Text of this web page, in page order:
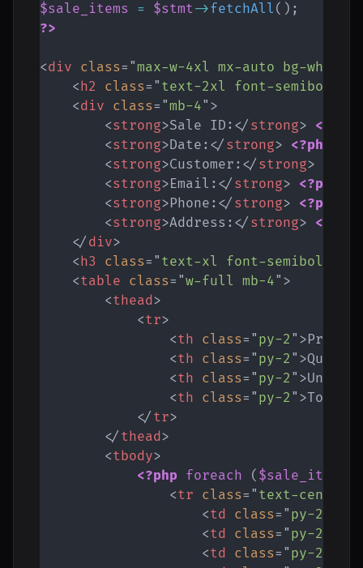
$sale_items = $stmt->fetchAll ( ) ;
?>
<div class= "max-w-4xl mx-auto bg-white
<h2 class= " text-2xl font-semibold
<div class= "mb-4" >
<strong>Sale ID: </ strong> <?php
<strong>Date: </ strong> <?php
<strong>Customer: </ strong>
<strong>Email: </ strong> <?php
<strong>Phone: </ strong> <?php
<strong>Address: </ strong> <?php
</ div>
<h3 class= " text-xl font-semibold
<table class= "w-full mb-4" >
<thead>
<tr>
<th class= " py-2 " >Product
<th class= " py-2 " >
<th class= " py-2 " >Unit
<th class= " py-2 " >Total
</ tr>
</ thead>
<tbody>
<?php foreach ( $sale_items
<tr class= " text-center
<td class= " py-2
<td class= " py-2
<td class= " py-2